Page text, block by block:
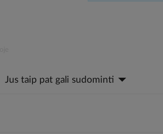
Jus taip pat gali sudominti